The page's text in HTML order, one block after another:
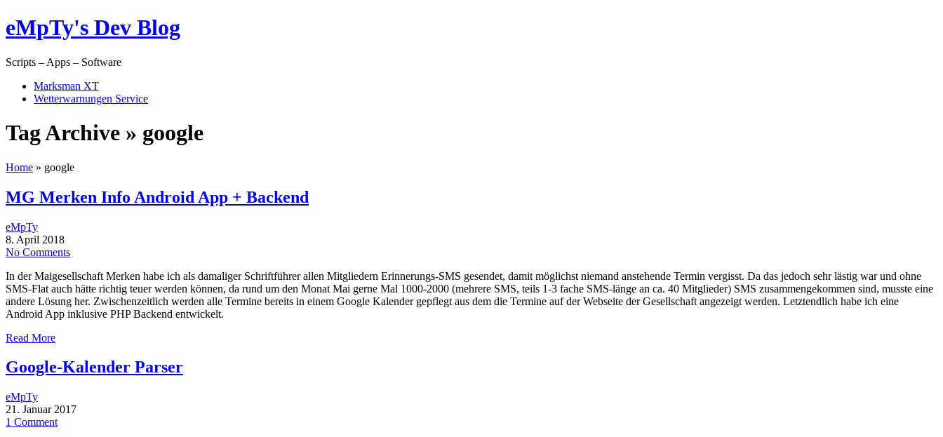
eMpTy's Dev Blog
Scripts – Apps – Software
Marksman XT
Wetterwarnungen Service
Tag Archive » google
Home » google
MG Merken Info Android App + Backend
eMpTy
8. April 2018
No Comments
In der Maigesellschaft Merken habe ich als damaliger Schriftführer allen Mitgliedern Erinnerungs-SMS gesendet, damit möglichst niemand anstehende Termin vergisst. Da das jedoch sehr lästig war und ohne
SMS-Flat auch hätte richtig teuer werden können, da rund um den Monat Mai gerne Mal 1000-2000 (mehrere SMS, teils 1-3 fache SMS-länge an ca. 40 Mitglieder) SMS zusammengekommen sind, musste eine
andere Lösung her. Zwischenzeitlich werden alle Termine bereits in einem Google Kalender gepflegt aus dem die Termine auf der Webseite der Gesellschaft angezeigt werden. Letztendlich habe ich eine
Android App inklusive PHP Backend entwickelt.
Read More
Google-Kalender Parser
eMpTy
21. Januar 2017
1 Comment